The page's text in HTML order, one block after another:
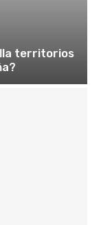
territorios